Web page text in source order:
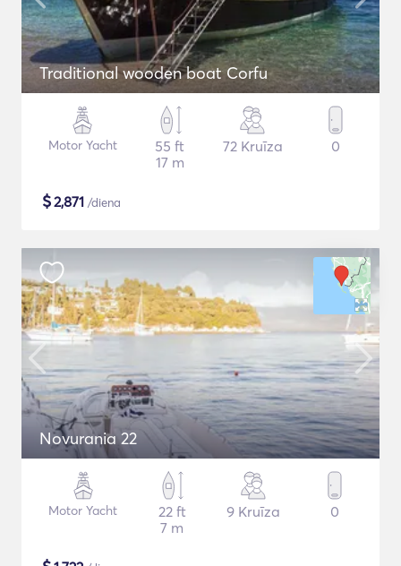
Traditional wooden boat Corfu
Motor Yacht
55 ft
17 m
72 Kruīza 0
$2,871 /diena
Novurania 22
Motor Yacht
22 ft
7 m
9 Kruīza 0